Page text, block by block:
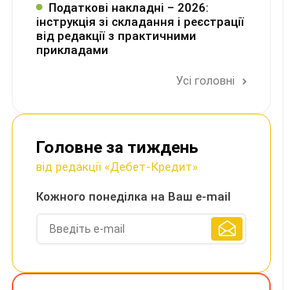
Податкові накладні – 2026:
інструкція зі складання і реєстрації
від редакції з практичними
прикладами
Усі головні
Головне за тиждень
від редакції «Дебет-Кредит»
Кожного понеділка на Ваш e-mail